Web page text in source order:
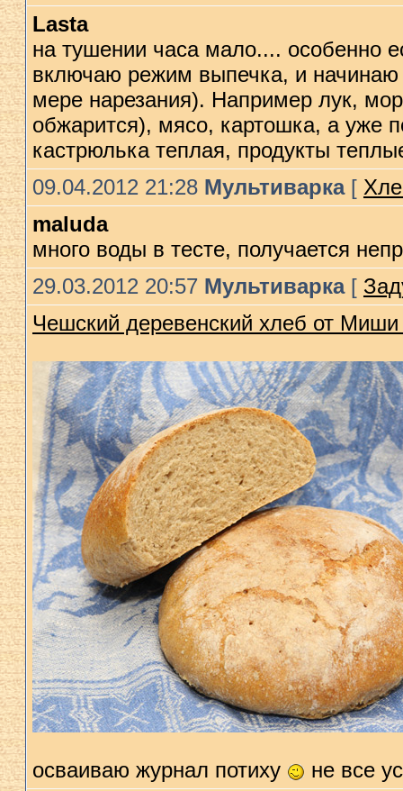
Lasta
на тушении часа мало.... особенно
включаю режим выпечка, и начинаю
мере нарезания). Например лук,
обжарится), мясо, картошка, а уже
кастрюлька теплая, продукты
09.04.2012 21:28 Мультиварка[
maluda
много воды в тесте, получается
29.03.2012 20:57 Мультиварка[
Чешский деревенский хлеб от Миши
осваиваю журнал потиху
не все